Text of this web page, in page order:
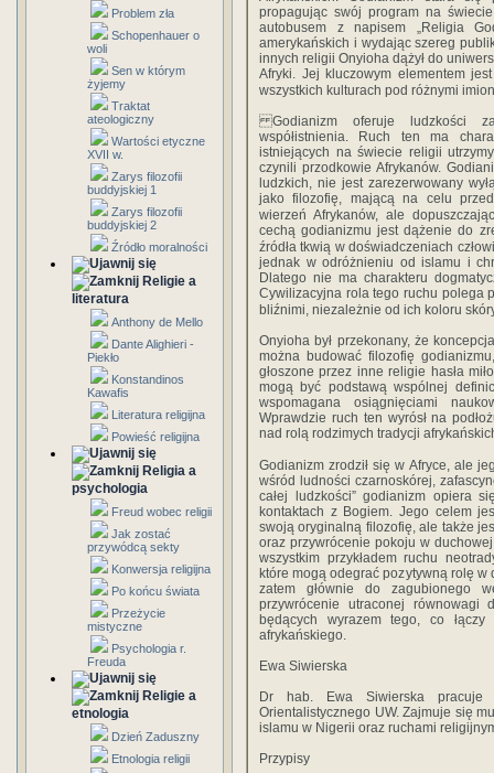
Problem zła
Schopenhauer o
woli
Sen w którym
żyjemy
Traktat
ateologiczny
Wartości etyczne
XVII w.
Zarys filozofii
buddyjskiej 1
Zarys filozofii
buddyjskiej 2
Źródło moralności
Religie a
literatura
Anthony de Mello
Dante Alighieri -
Piekło
Konstandinos
Kawafis
Literatura religijna
Powieść religijna
Religia a
psychologia
Freud wobec religii
Jak zostać
przywódcą sekty
Konwersja religijna
Po końcu świata
Przeżycie
mistyczne
Psychologia r.
Freuda
Religie a
etnologia
Dzień Zaduszny
Etnologia religii
propagując swój program na
autobusem z napisem „Religia
amerykańskich i wydając szereg
innych religii Onyioha dążył do
Afryki. Jej kluczowym elementem
wszystkich kulturach pod różnymi
Godianizm oferuje ludzkości
współistnienia. Ruch ten ma
istniejących na świecie religii
czynili przodkowie Afrykanów.
ludzkich, nie jest zarezerwowany
jako filozofię, mającą na celu
wierzeń Afrykanów, ale
cechą godianizmu jest dążenie do
źródła tkwią w doświadczeniach
jednak w odróżnieniu od islamu i
Dlatego nie ma charakteru
Cywilizacyjna rola tego ruchu polega
bliźnimi, niezależnie od ich koloru
Onyioha był przekonany, że
można budować filozofię
głoszone przez inne religie hasła
mogą być podstawą wspólnej
wspomagana osiągnięciami
Wprawdzie ruch ten wyrósł na
nad rolą rodzimych tradycji
Godianizm zrodził się w Afryce, ale
wśród ludności czarnoskórej,
całej ludzkości” godianizm opiera
kontaktach z Bogiem. Jego celem
swoją oryginalną filozofię, ale także
oraz przywrócenie pokoju w
wszystkim przykładem ruchu
które mogą odegrać pozytywną rolę
zatem głównie do zagubionego
przywrócenie utraconej równowagi
będących wyrazem tego, co łączy
afrykańskiego.
Ewa Siwierska
Dr hab. Ewa Siwierska pracuje
Orientalistycznego UW. Zajmuje się
islamu w Nigerii oraz ruchami
Przypisy